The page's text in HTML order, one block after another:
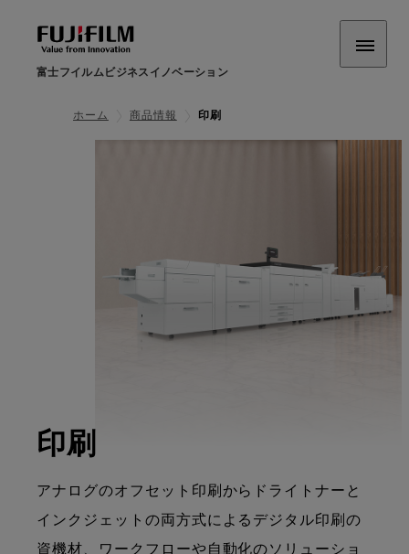
富士フイルムビジネスイノベーション
ホーム 商品情報 印刷
印刷
アナログのオフセット印刷からドライトナーと
インクジェットの両方式によるデジタル印刷の
資機材、ワークフローや自動化のソリューショ